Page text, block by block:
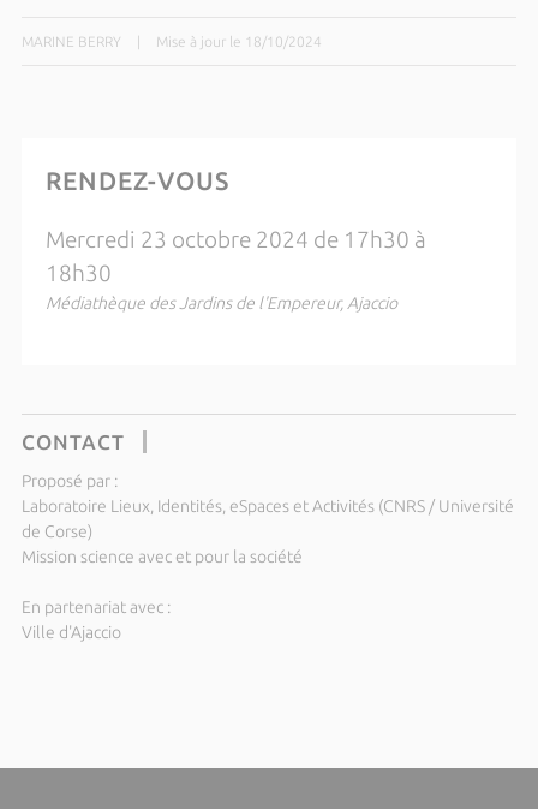
MARINE BERRY Mise à jour le 18/10/2024
RENDEZ-VOUS
Mercredi 23 octobre 2024 de 17h30 à
18h30
Médiathèque des Jardins de l'Empereur, Ajaccio
CONTACT
Proposé par :
Laboratoire Lieux, Identités, eSpaces et Activités (CNRS / Université
de Corse)
Mission science avec et pour la société
En partenariat avec :
Ville d'Ajaccio